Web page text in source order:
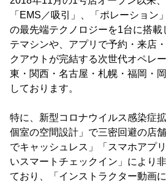
「EMS／吸引」、「ポレーション
の最先端テクノロジーを1台に搭載
テマシンや、アプリで予約・来店
クアウトが完結する次世代オペレ
東・関西・名古屋・札幌・福岡・
しております。
特に、新型コロナウイルス感染症
個室の空間設計」で三密回避の店
でキャッシュレス」「スマホアプ
いスマートチェックイン」により
ており、「インストラクター動画